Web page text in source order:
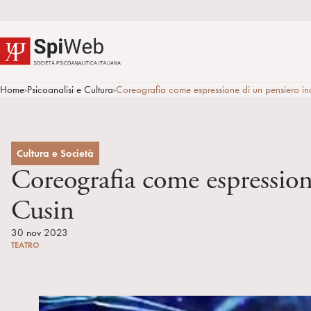
Home>Psicoanalisi e Cultura>Coreografia come espressione di un pensiero
Cultura e Società
Coreografia come
Cusin
30 nov 2023
TEATRO